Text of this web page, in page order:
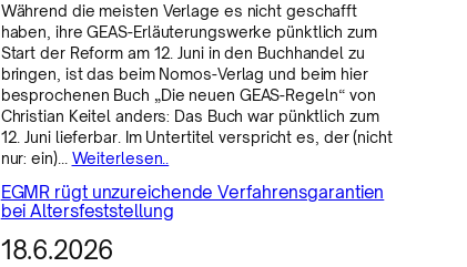
Während die meisten Verlage es nicht geschafft
haben, ihre GEAS-Erläuterungswerke pünktlich zum
Start der Reform am 12. Juni in den Buchhandel zu
bringen, ist das beim Nomos-Verlag und beim hier
besprochenen Buch „Die neuen GEAS-Regeln“ von
Christian Keitel anders: Das Buch war pünktlich zum
12. Juni lieferbar. Im Untertitel verspricht es, der (nicht
nur: ein)… Weiterlesen..
EGMR rügt unzureichende Verfahrensgarantien
bei Altersfeststellung
18.6.2026